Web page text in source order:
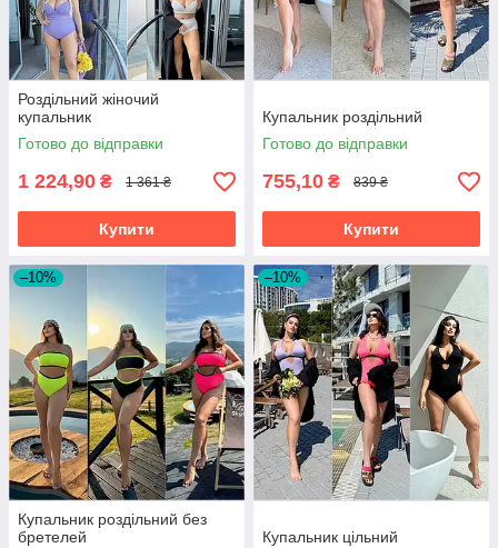
Роздільний жіночий
купальник
Готово до відправки
1 224,90 ₴ 1 361 ₴
Купити
Купальник роздільний
Готово до відправки
755,10 ₴ 839 ₴
Купити
–10%
Купальник роздільний без
бретелей
–10%
Купальник цільний